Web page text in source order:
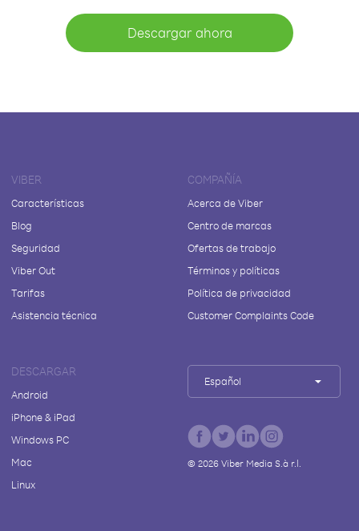
Descargar ahora
VIBER
Características
Blog
Seguridad
Viber Out
Tarifas
Asistencia técnica
COMPAÑÍA
Acerca de Viber
Centro de marcas
Ofertas de trabajo
Términos y políticas
Política de privacidad
Customer Complaints Code
DESCARGAR
Android
iPhone & iPad
Windows PC
Mac
Linux
Español
© 2026Viber Media S.à r.l.